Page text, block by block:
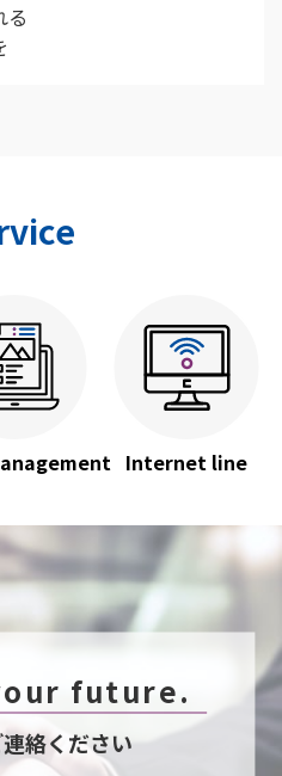
る
Internet line
future.
絡ください